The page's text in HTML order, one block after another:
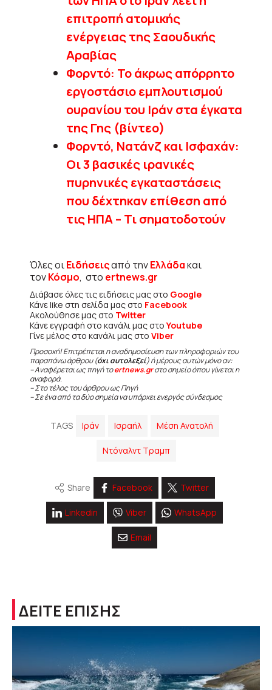
επιτροπή ατομικής
ενέργειας της Σαουδικής
Αραβίας
Φορντό: Το άκρως απόρρητο
εργοστάσιο εμπλουτισμού
ουρανίου του Ιράν στα έγκατα
της Γης (βίντεο)
Φορντό, Νατάνζ και Ισφαχάν:
Οι 3 βασικές ιρανικές
πυρηνικές εγκαταστάσεις
που δέχτηκαν επίθεση από
τις ΗΠΑ – Τι σηματοδοτούν
Όλες οιΕιδήσειςαπό τηνΕλλάδακαι
τονΚόσμο, στο ertnews.gr
Διάβασε όλες τις ειδήσεις μας στο Google
Κάνε like στη σελίδα μας στο Facebook
Ακολούθησε μας στο Twitter
Κάνε εγγραφή στο κανάλι μας στοYoutube
Γίνε μέλος στο κανάλι μας στο Viber
Προσοχή! Επιτρέπεται η αναδημοσίευση των πληροφοριών του
παραπάνω άρθρου (όχι αυτολεξεί) ή μέρους αυτών μόνο αν:
– Αναφέρεται ως πηγή τοertnews.grστο σημείο όπου γίνεται η
αναφορά.
– Στο τέλος του άρθρου ως Πηγή
– Σε ένα από τα δύο σημεία να υπάρχει ενεργός σύνδεσμος
TAGS Ιράν Ισραήλ Μέση Ανατολή
Ντόναλντ Τραμπ
Share Facebook Twitter
Linkedin Viber WhatsApp
Email
ΔΕΙΤΕ ΕΠΙΣΗΣ